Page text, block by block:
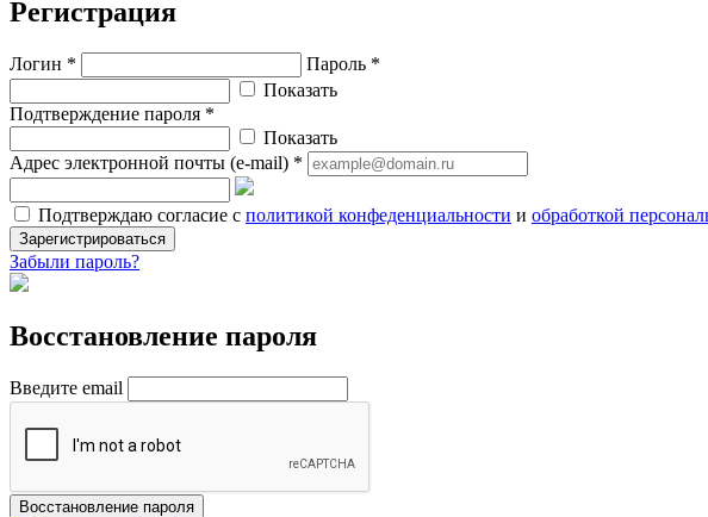
Регистрация
Логин *
Пароль *
Показать
Подтверждение пароля *
Показать
Адрес электронной почты (e-mail) *
Подтверждаю согласие с политикой конфеденциальности и обработкой
Зарегистрироваться
Забыли пароль?
Восстановление пароля
Введите email
Восстановление пароля